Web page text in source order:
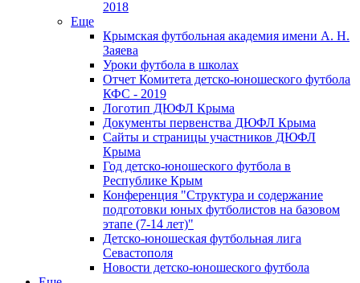
2018
Еще
Крымская футбольная академия имени А. Н.
Заяева
Уроки футбола в школах
Отчет Комитета детско-юношеского футбола
КФС - 2019
Логотип ДЮФЛ Крыма
Документы первенства ДЮФЛ Крыма
Сайты и страницы участников ДЮФЛ
Крыма
Год детско-юношеского футбола в
Республике Крым
Конференция "Структура и содержание
подготовки юных футболистов на базовом
этапе (7-14 лет)"
Детско-юношеская футбольная лига
Севастополя
Новости детско-юношеского футбола